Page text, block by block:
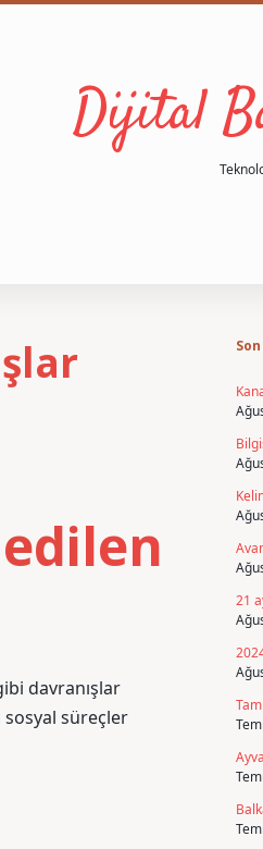
Dijital
davranışlar
sosyal süreçler
21